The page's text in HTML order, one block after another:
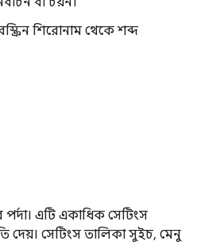
শিরোনাম থেকে শব্দ
এটি একাধিক সেটিংস
দেয়। সেটিংস তালিকা সুইচ, মেনু